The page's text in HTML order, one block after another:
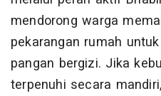
mendorong warga
pekarangan rumah
pangan bergizi. Jika
terpenuhi secara